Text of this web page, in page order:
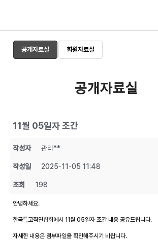
공개자료실 회원자료실
공개자료실
11월 05일자 조간
작성자 관리**
작성일 2025-11-05 11:48
조회 198
안녕하세요.
한국특고직연합회에서 11월 05일자 조간 내용 공유드립니다.
자세한 내용은 첨부파일을 확인해주시기 바랍니다.